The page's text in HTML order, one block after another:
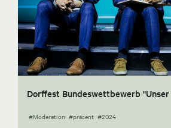
Dorffest Bundeswettbewerb
#Moderation #präsent #2024